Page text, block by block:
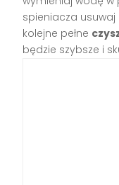
spieniacza usuwaj
kolejne pełne
będzie szybsze i